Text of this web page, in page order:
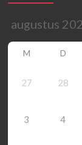
M D
27 28
3 4